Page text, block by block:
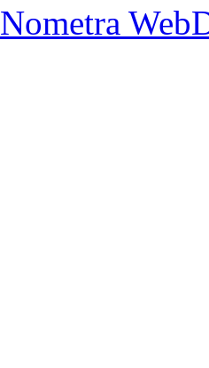
Nometra